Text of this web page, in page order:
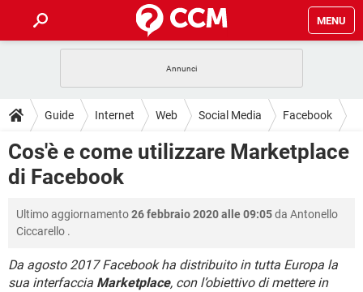
MENU
INTRATTENIMENTO ANDROID
iOS WINDOWS 10
INSTAGRAM
HARDWARE
GUIDE
COVID-19
INTRATTENIMENTO ANDROID
INSTAGRAM WHATSAPP
HARDWARE
DOWNLOAD
COVID-19
iOS
INSTAGRAM WHATSAPP
TIKTOK FACEBOOK
FORUM
COVID-19 GAMING
iOS WINDOWS 10
GLOSSARIO
COVID-19 GAMING
INTRATTENIMENTO ANDROID
Guide Internet Web Social Media Facebook
Cos'è e come utilizzare Marketplace
di Facebook
Ultimo aggiornamento26 febbraio 2020 alle 09:05da Antonello
Ciccarello .
Da agosto 2017 Facebook ha distribuito in tutta Europa la
sua interfaccia Marketplace, con l’obiettivo di mettere in